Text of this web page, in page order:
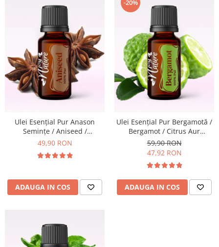
Ulei Esențial Pur Anason
Seminţe / Aniseed /
Pimpinella Anisum 15ml -
Nature
49,90 RON
ADAUGA IN COS
-20%
Ulei Esențial Pur Bergamotă /
Bergamot / Citrus Aur
Bergamia 15ml -
Aromaterapie Sigura | nJoy
Nature
59,90 RON
47,92 RON
ADAUGA IN COS